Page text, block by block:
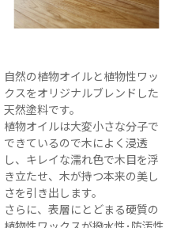
自然の植物オイルと植物性ワッ
クスをオリジナルブレンドした
天然塗料です。
植物オイルは大変小さな分子で
できているので木によく浸透
し、キレイな濡れ色で木目を浮
き立たせ、木が持つ本来の美し
さを引き出します。
さらに、表層にとどまる硬質の